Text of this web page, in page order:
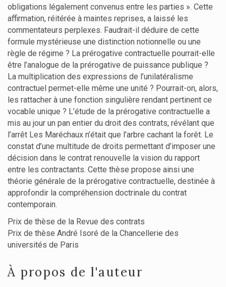
obligations légalement convenus entre les parties ». Cette
affirmation, réitérée à maintes reprises, a laissé les
commentateurs perplexes. Faudrait-il déduire de cette
formule mystérieuse une distinction notionnelle ou une
règle de régime ? La prérogative contractuelle pourrait-elle
être l’analogue de la prérogative de puissance publique ?
La multiplication des expressions de l’unilatéralisme
contractuel permet-elle même une unité ? Pourrait-on, alors,
les rattacher à une fonction singulière rendant pertinent ce
vocable unique ? L’étude de la prérogative contractuelle a
mis au jour un pan entier du droit des contrats, révélant que
l’arrêt Les Maréchaux n’était que l’arbre cachant la forêt. Le
constat d’une multitude de droits permettant d’imposer une
décision dans le contrat renouvelle la vision du rapport
entre les contractants. Cette thèse propose ainsi une
théorie générale de la prérogative contractuelle, destinée à
approfondir la compréhension doctrinale du contrat
contemporain.
Prix de thèse de la Revue des contrats
Prix de thèse André Isoré de la Chancellerie des
universités de Paris
À propos de l'auteur